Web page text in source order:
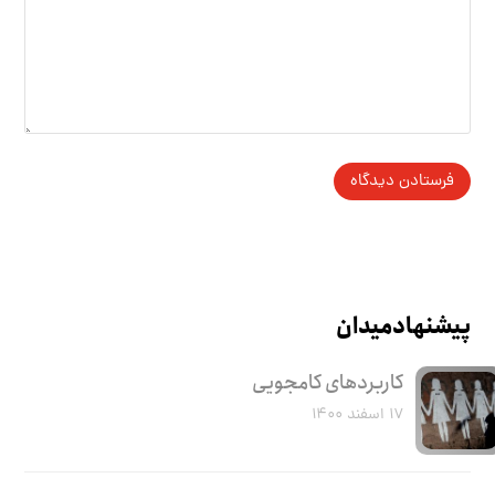
پیشنهاد میدان
کاربرد‌های کامجویی
۱۷ اسفند ۱۴۰۰